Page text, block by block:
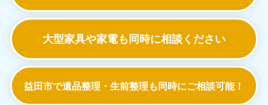
大型家具や家電も同時に相談ください
益田市で遺品整理・生前整理も同時にご相談可能！